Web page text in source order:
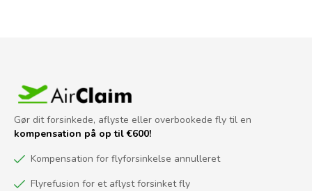
Gør dit forsinkede, aflyste eller overbookede fly til en
kompensation på op til €600!
Kompensation for flyforsinkelse annulleret
Flyrefusion for et aflyst forsinket fly